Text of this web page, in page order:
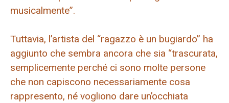
musicalmente”.
Tuttavia, l’artista del “ragazzo è un bugiardo” ha
aggiunto che sembra ancora che sia “trascurata,
semplicemente perché ci sono molte persone
che non capiscono necessariamente cosa
rappresento, né vogliono dare un’occhiata